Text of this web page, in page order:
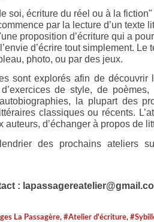
soi, écriture du réel ou à la
par la lecture d’un texte
proposition d’écriture qui a
d’écrire tout simplement. Le
photo, ou par des jeux.
sont explorés afin de découvrir
d’exercices de style, de
la plupart des
classiques ou récents.
auteurs, d’échanger à propos de
:
La Passagère, #Atelier d'écriture,